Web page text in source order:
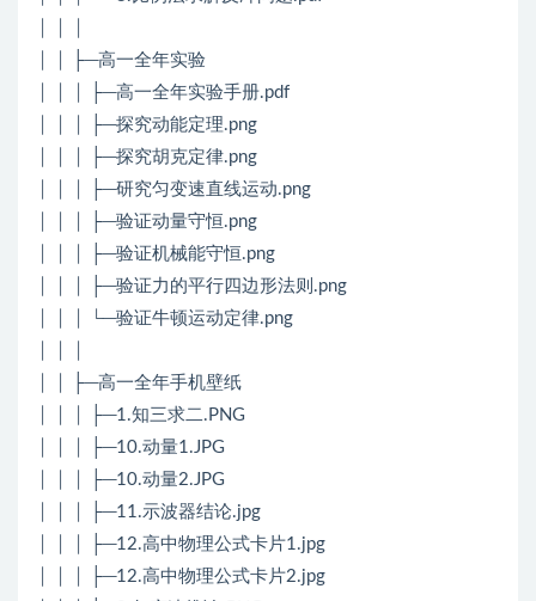
│ │ ├─高一全年实验
│ │ │ ├─高一全年实验手册.pdf
│ │ │ ├─探究动能定理.png
│ │ │ ├─探究胡克定律.png
│ │ │ ├─研究匀变速直线运动.png
│ │ │ ├─验证动量守恒.png
│ │ │ ├─验证机械能守恒.png
│ │ │ ├─验证力的平行四边形法则.png
│ │ │ └─验证牛顿运动定律.png
│ │ ├─高一全年手机壁纸
│ │ │ ├─1.知三求二.PNG
│ │ │ ├─10.动量1.JPG
│ │ │ ├─10.动量2.JPG
│ │ │ ├─11.示波器结论.jpg
│ │ │ ├─12.高中物理公式卡片1.jpg
│ │ │ ├─12.高中物理公式卡片2.jpg